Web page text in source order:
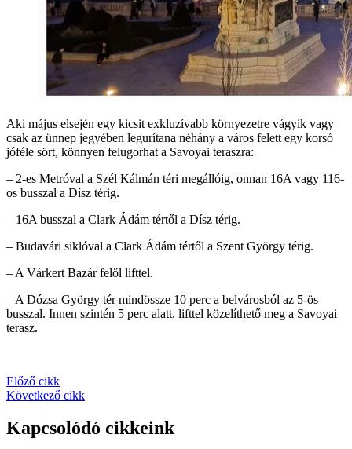
Aki május elsején egy kicsit exkluzívabb környezetre vágyik vagy
csak az ünnep jegyében legurítana néhány a város felett egy korsó
jóféle sört, könnyen felugorhat a Savoyai teraszra:
– 2-es Metróval a Szél Kálmán téri megállóig, onnan 16A vagy 116-
os busszal a Dísz térig.
– 16A busszal a Clark Ádám tértől a Dísz térig.
– Budavári siklóval a Clark Ádám tértől a Szent György térig.
– A Várkert Bazár felől lifttel.
– A Dózsa György tér mindössze 10 perc a belvárosból az 5-ös
busszal. Innen szintén 5 perc alatt, lifttel közelíthető meg a Savoyai
terasz.
Előző cikk
Következő cikk
Kapcsolódó cikkeink